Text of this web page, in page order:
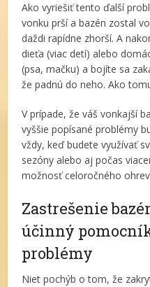
Ako vyriešiť tento ďalší
vonku prší a bazén zostal
daždi rapídne zhorší. A
dieťa (viac detí) alebo
(psa, mačku) a bojíte sa
že padnú do neho. Ako
V prípade, že váš vonkajší
vyššie popísané problémy
vždy, keď budete využívať
sezóny alebo aj počas
možnosť celoročného
Zastrešenie
účinný
problémy
Niet pochýb o tom, že